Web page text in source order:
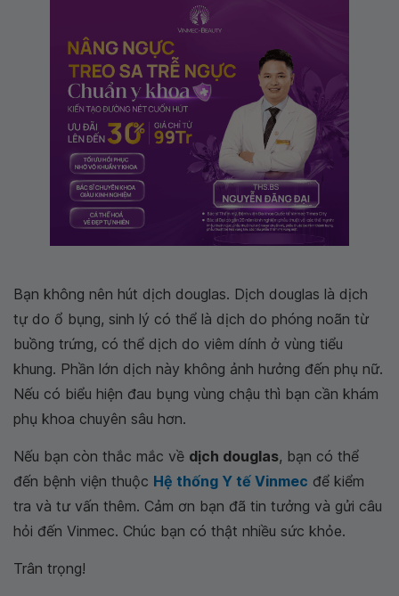
Bạn không nên hút dịch douglas. Dịch douglas là dịch
tự do ổ bụng, sinh lý có thể là dịch do phóng noãn từ
buồng trứng, có thể dịch do viêm dính ở vùng tiểu
khung. Phần lớn dịch này không ảnh hưởng đến phụ nữ.
Nếu có biểu hiện đau bụng vùng chậu thì bạn cần khám
phụ khoa chuyên sâu hơn.
Nếu bạn còn thắc mắc về dịch douglas, bạn có thể
đến bệnh viện thuộc Hệ thống Y tế Vinmec để kiểm
tra và tư vấn thêm. Cảm ơn bạn đã tin tưởng và gửi câu
hỏi đến Vinmec. Chúc bạn có thật nhiều sức khỏe.
Trân trọng!